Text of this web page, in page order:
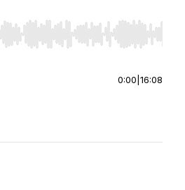
to seek, Home/End to jump to
0:00 16:08